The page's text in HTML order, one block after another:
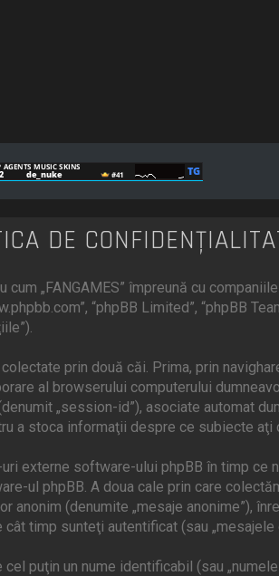
DE
„FANGAMES” împreună cu
“phpBB Limited”,
prin două căi. Prima, prin
al browserului computerului
„session-id”), asociate automat
a stoca informaţii despre ce subiecte
externe software-ului phpBB în timp ce
ul phpBB. A doua cale prin care
anonim (denumite „mesaje anonime”),
timp sunteţi autentificat (sau „mesajele
puţin un nume identificabil (sau